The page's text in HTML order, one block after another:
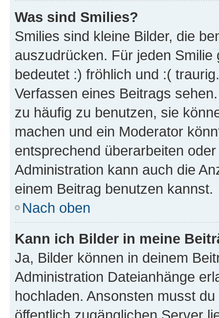
Was sind Smilies?
Smilies sind kleine Bilder, die
auszudrücken. Für jeden
bedeutet :) fröhlich und :(
Verfassen eines Beitrags
zu häufig zu benutzen, sie
machen und ein Moderator
entsprechend überarbeiten
Administration kann auch die
einem Beitrag benutzen kannst.
Nach oben
Kann ich Bilder in meine
Ja, Bilder können in deinem
Administration Dateianhänge
hochladen. Ansonsten musst